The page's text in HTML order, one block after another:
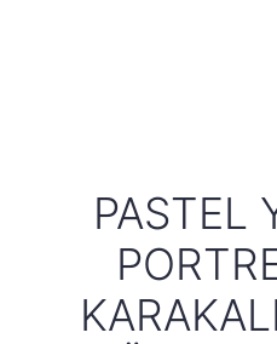
PASTEL